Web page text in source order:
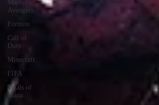
Marvel's
Avengers
Fortnite
Call of
Duty
Minecraft
FIFA
Trials of
Mana